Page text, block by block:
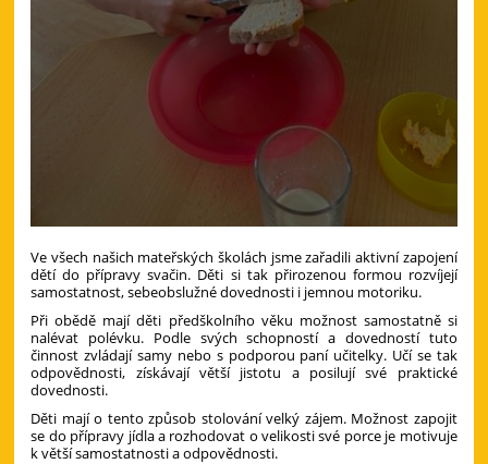
Ve všech našich mateřských školách jsme zařadili aktivní zapojení
dětí do přípravy svačin. Děti si tak přirozenou formou rozvíjejí
samostatnost, sebeobslužné dovednosti i jemnou motoriku.
Při obědě mají děti předškolního věku možnost samostatně si
nalévat polévku. Podle svých schopností a dovedností tuto
činnost zvládají samy nebo s podporou paní učitelky. Učí se tak
odpovědnosti, získávají větší jistotu a posilují své praktické
dovednosti.
Děti mají o tento způsob stolování velký zájem. Možnost zapojit
se do přípravy jídla a rozhodovat o velikosti své porce je motivuje
k větší samostatnosti a odpovědnosti.